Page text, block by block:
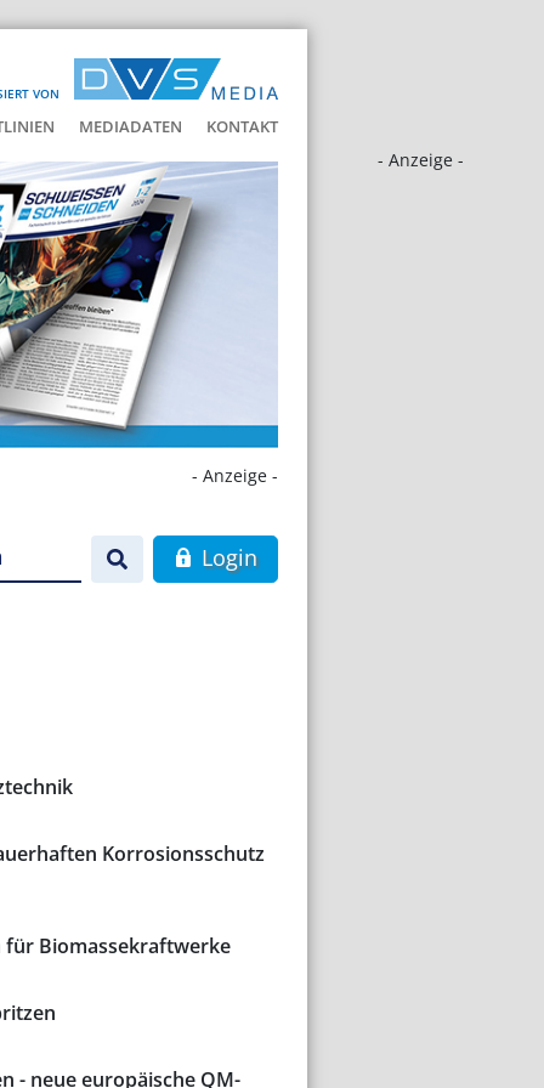
VON
MEDIADATEN KONTAKT
- Anzeige -
- Anzeige -
Login
Korrosionsschutz
für Biomassekraftwerke
- neue europäische QM-